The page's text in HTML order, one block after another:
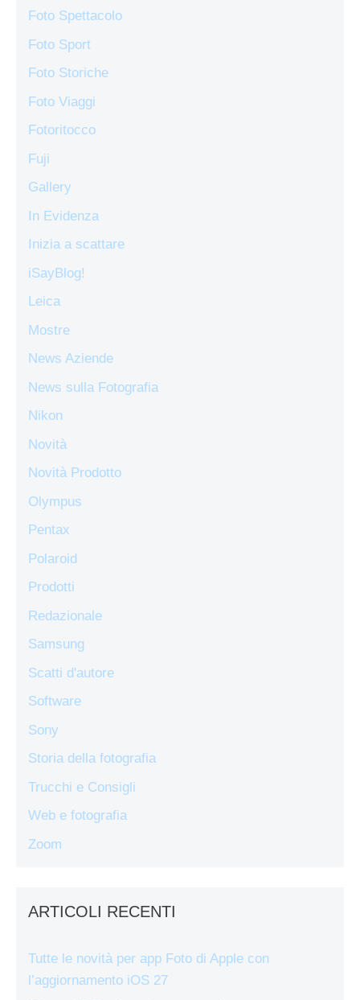
Foto Spettacolo
Foto Sport
Foto Storiche
Foto Viaggi
Fotoritocco
Fuji
Gallery
In Evidenza
Inizia a scattare
iSayBlog!
Leica
Mostre
News Aziende
News sulla Fotografia
Nikon
Novità
Novità Prodotto
Olympus
Pentax
Polaroid
Prodotti
Redazionale
Samsung
Scatti d'autore
Software
Sony
Storia della fotografia
Trucchi e Consigli
Web e fotografia
Zoom
ARTICOLI RECENTI
Tutte le novità per app Foto di Apple con
l’aggiornamento iOS 27